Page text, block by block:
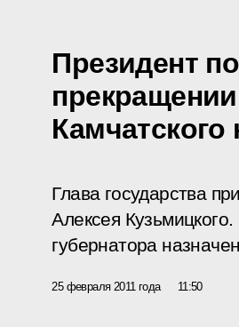
Президент
Камчатского
Глава государства
Алексея
губернатора
25 февраля 2011 года 11:50